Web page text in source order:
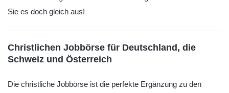
Sie es doch gleich aus!
Christlichen Jobbörse für Deutschland, die
Schweiz und Österreich
Die christliche Jobbörse ist die perfekte Ergänzung zu den